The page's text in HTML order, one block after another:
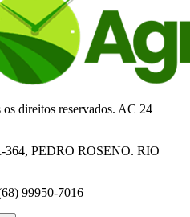
direitos reservados. AC 24
364, PEDRO ROSENO. RIO
99950-7016